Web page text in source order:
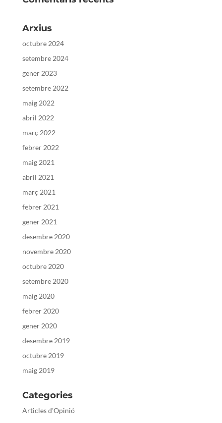
Arxius
octubre 2024
setembre 2024
gener 2023
setembre 2022
maig 2022
abril 2022
març 2022
febrer 2022
maig 2021
abril 2021
març 2021
febrer 2021
gener 2021
desembre 2020
novembre 2020
octubre 2020
setembre 2020
maig 2020
febrer 2020
gener 2020
desembre 2019
octubre 2019
maig 2019
Categories
Articles d'Opinió